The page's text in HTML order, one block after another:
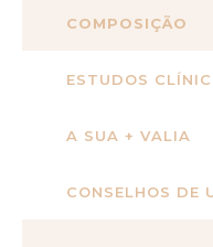
COMPOSIÇÃO
ESTUDOS
A SUA + VALIA
CONSELHOS DE